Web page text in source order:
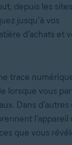
depuis les
jusqu’à vos
d’achats et
trace
lorsque vous
Dans d’autres
l’appareil
que vous